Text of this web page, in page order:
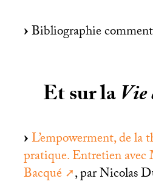
Bibliographie
Et sur laVie
L’empowerment, de la
pratique. Entretien
Bacqué
, par Nicolas